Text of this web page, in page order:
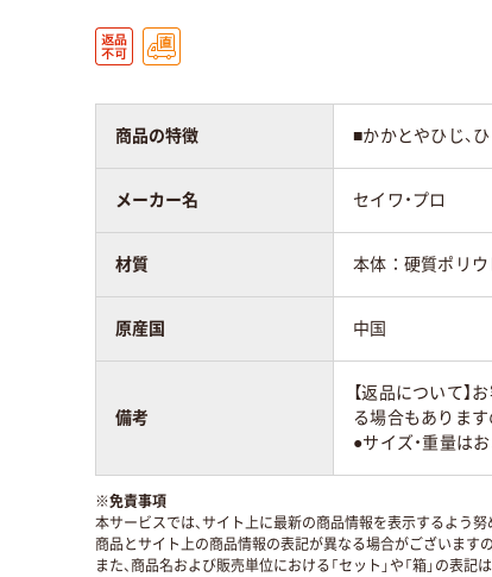
商品の特徴 ■かかとやひじ、
メーカー名 セイワ・プロ
材質 本体：硬質ポリ
原産国 中国
備考
【返品について
る場合もあります
●サイズ・重量は
※免責事項
本サービスでは、サイト上に最新の商品情報を表示するよう努
商品とサイト上の商品情報の表記が異なる場合がございます
また、商品名および販売単位における「セット」や「箱」の表